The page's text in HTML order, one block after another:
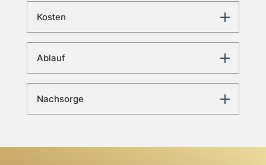
Kosten
Ablauf
Nachsorge